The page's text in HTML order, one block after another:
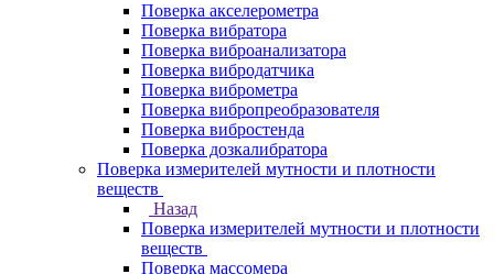
Поверка акселерометра
Поверка вибратора
Поверка виброанализатора
Поверка вибродатчика
Поверка виброметра
Поверка вибропреобразователя
Поверка вибростенда
Поверка дозкалибратора
Поверка измерителей мутности и плотности
веществ
Назад
Поверка измерителей мутности и плотности
веществ
Поверка массомера